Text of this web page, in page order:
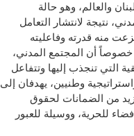
والعالم، وهو حالة
نتيجة لانتشار التعامل
منه قدرته وفاعليته
خصوصاً أن المجتمع المدني،
التي تنجذب إليها وتتفاعل
وطنيين، يهدفان إلى
من الضمانات لحقوق
للحرية، ووسيلة للعبور